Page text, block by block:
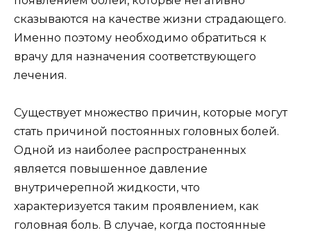
сказываются на качестве жизни страдающего.
Именно поэтому необходимо обратиться к
врачу для назначения соответствующего
лечения.
Существует множество причин, которые могут
стать причиной постоянных головных болей.
Одной из наиболее распространенных
является повышенное давление
внутричерепной жидкости, что
характеризуется таким проявлением, как
головная боль. В случае, когда постоянные